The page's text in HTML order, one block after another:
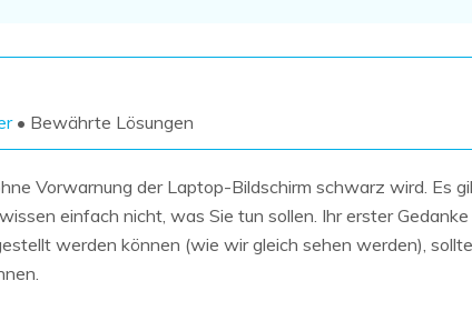
Email-
Wiederherstellung
PDF-
Wiederherstellung
Datenrettung
• Bewährte Lösungen
Vorwarnung der Laptop-Bildschirm schwarz wird. Es
einfach nicht, was Sie tun sollen. Ihr erster
werden können (wie wir gleich sehen werden),